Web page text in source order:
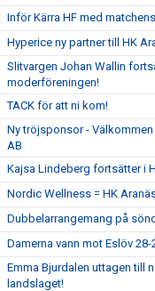
Inför Kärra HF med
Hyperice ny partner till HK
Slitvargen Johan Wallin
moderföreningen!
TACK för att ni kom!
Ny tröjsponsor -
AB
Kajsa Lindeberg fortsätter i
Nordic Wellness = HK
Dubbelarrangemang på
Damerna vann mot Eslöv 28-
Emma Bjurdalen uttagen till
landslaget!